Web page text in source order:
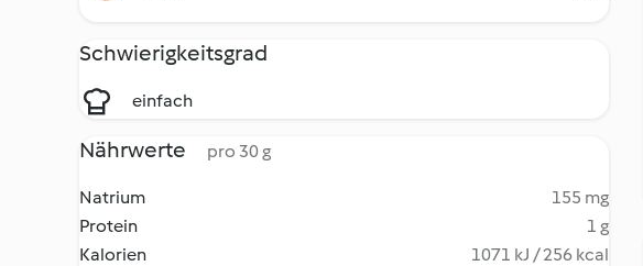
Schwierigkeitsgrad
einfach
Nährwerte pro 30 g
Natrium
155 mg
Protein
1 g
Kalorien
1071 kJ / 256 kcal